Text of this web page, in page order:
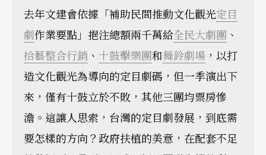
去年文建會依據「補助民間推動文化觀光定目
劇作業要點」挹注總額兩千萬給全民大劇團 、
拾藝整合行銷 、 十鼓擊樂團和舞鈴劇場 ，以打
造文化觀光為導向的定目劇碼，但一季演出下
來，僅有十鼓立於不敗，其他三團均票房慘
澹。這讓人思索，台灣的定目劇發展，到底需
要怎樣的方向？政府扶植的美意，在配套不足